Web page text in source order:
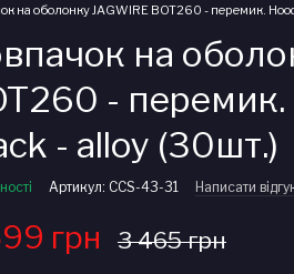
на оболонку JAGWIRE BOT260 - перемик.
на
-
- alloy (30шт.)
Артикул: CCS-43-31 Написати
грн 3 465 грн